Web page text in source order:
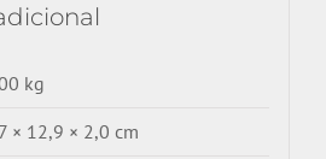
kg
× 12,9 × 2,0 cm